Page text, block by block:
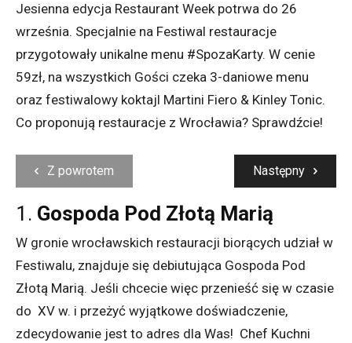
Jesienna edycja Restaurant Week potrwa do 26
września. Specjalnie na Festiwal restauracje
przygotowały unikalne menu #SpozaKarty. W cenie
59zł, na wszystkich Gości czeka 3-daniowe menu
oraz festiwalowy koktajl Martini Fiero & Kinley Tonic.
Co proponują restauracje z Wrocławia? Sprawdźcie!
Z powrotem Następny
1. Gospoda Pod Złotą Marią
W gronie wrocławskich restauracji biorących udział w
Festiwalu, znajduje się debiutująca Gospoda Pod
Złotą Marią. Jeśli chcecie więc przenieść się w czasie
do XV w. i przeżyć wyjątkowe doświadczenie,
zdecydowanie jest to adres dla Was! Chef Kuchni